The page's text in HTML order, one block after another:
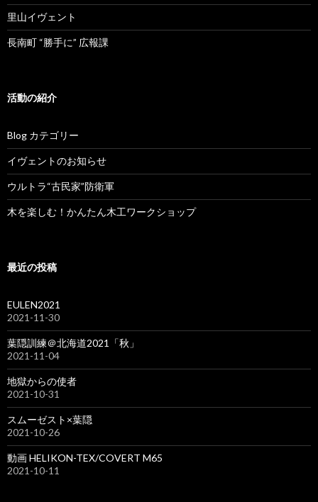
里山イヴェント
長南町 “勝手に” 広報課
活動の紹介
Blog カテゴリー
イヴェントのお知らせ
ウルトラ“古民家”防衛軍
木を楽しむ！かんたん木工ワークショップ
最近の投稿
EULEN2021
2021-11-30
葉隠訓練＠北海道2021「秋」
2021-11-04
地獄からの使者
2021-10-31
スムーゼスト×葉隠
2021-10-26
動画 HELIKON-TEX/COVERT M65
2021-10-11